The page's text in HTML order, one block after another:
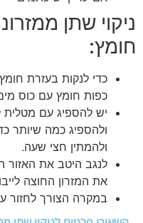
ניקוי שתן
חומץ:
כדי לנקות בעזרת
כפות חומץ עם כוס
יש להספיג עם
ולהספיג כמה שיותר
ולהמתין חצי שעה.
לנגב היטב את האזור
את המזרון החוצה
במקרה הצורך לחזור